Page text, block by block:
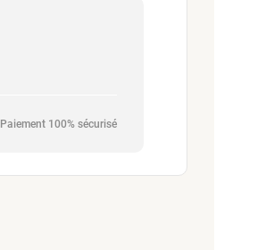
Paiement 100% sécurisé